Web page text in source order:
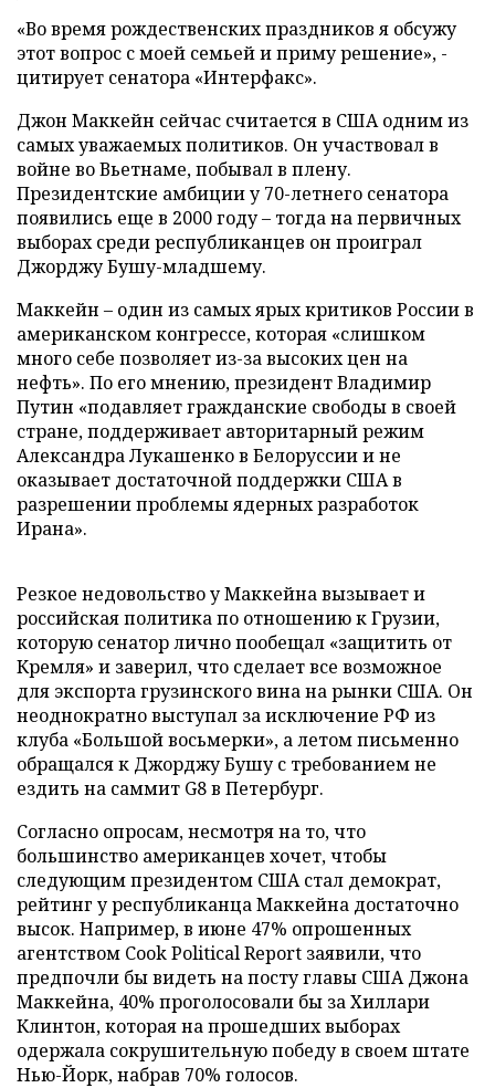
«Во время рождественских праздников я обсужу
этот вопрос с моей семьей и приму решение», -
цитирует сенатора «Интерфакс».
Джон Маккейн сейчас считается в США одним из
самых уважаемых политиков. Он участвовал в
войне во Вьетнаме, побывал в плену.
Президентские амбиции у 70-летнего сенатора
появились еще в 2000 году – тогда на первичных
выборах среди республиканцев он проиграл
Джорджу Бушу-младшему.
Маккейн – один из самых ярых критиков России в
американском конгрессе, которая «слишком
много себе позволяет из-за высоких цен на
нефть». По его мнению, президент Владимир
Путин «подавляет гражданские свободы в своей
стране, поддерживает авторитарный режим
Александра Лукашенко в Белоруссии и не
оказывает достаточной поддержки США в
разрешении проблемы ядерных разработок
Ирана».
Резкое недовольство у Маккейна вызывает и
российская политика по отношению к Грузии,
которую сенатор лично пообещал «защитить от
Кремля» и заверил, что сделает все возможное
для экспорта грузинского вина на рынки США. Он
неоднократно выступал за исключение РФ из
клуба «Большой восьмерки», а летом письменно
обращался к Джорджу Бушу с требованием не
ездить на саммит G8 в Петербург.
Согласно опросам, несмотря на то, что
большинство американцев хочет, чтобы
следующим президентом США стал демократ,
рейтинг у республиканца Маккейна достаточно
высок. Например, в июне 47% опрошенных
агентством Cook Political Report заявили, что
предпочли бы видеть на посту главы США Джона
Маккейна, 40% проголосовали бы за Хиллари
Клинтон, которая на прошедших выборах
одержала сокрушительную победу в своем штате
Нью-Йорк, набрав 70% голосов.